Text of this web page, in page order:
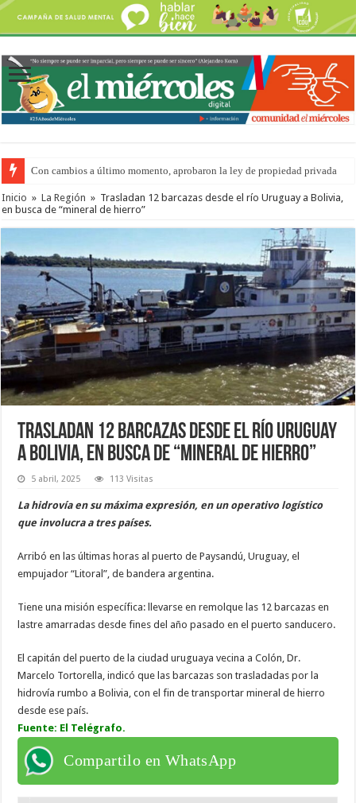
Con cambios a último momento, aprobaron la ley de propiedad privada
Del viernes 7 al domingo 9 de agosto: la agenda ¿A dónde ir? para este
Inicio » La Región » Trasladan 12 barcazas desde el río Uruguay a Bolivia,
en busca de “mineral de hierro”
Trasladan 12 barcazas desde el río Uruguay
a Bolivia, en busca de “mineral de hierro”
5 abril, 2025 113 Visitas
La hidrovía en su máxima expresión, en un operativo logístico
que involucra a tres países.
Arribó en las últimas horas al puerto de Paysandú, Uruguay, el
empujador “Litoral”, de bandera argentina.
Tiene una misión específica: llevarse en remolque las 12 barcazas en
lastre amarradas desde fines del año pasado en el puerto sanducero.
El capitán del puerto de la ciudad uruguaya vecina a Colón, Dr.
Marcelo Tortorella, indicó que las barcazas son trasladadas por la
hidrovía rumbo a Bolivia, con el fin de transportar mineral de hierro
desde ese país.
Fuente: El Telégrafo.
Compartilo en WhatsApp